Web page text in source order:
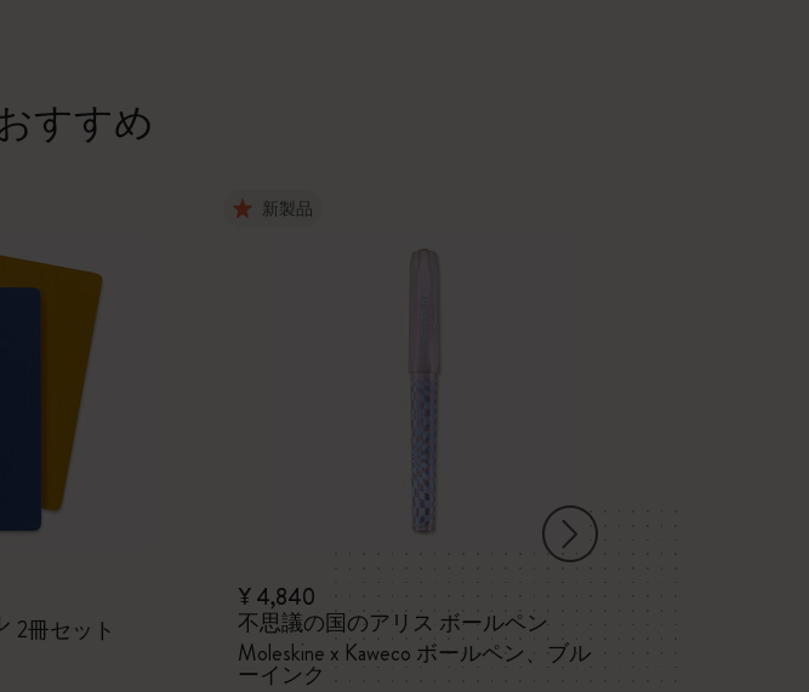
すすめ
2冊セット
新製品
¥ 4,840
不思議の国のアリス ボールペン
Moleskine x Kaweco ボールペン、ブル
ーインク